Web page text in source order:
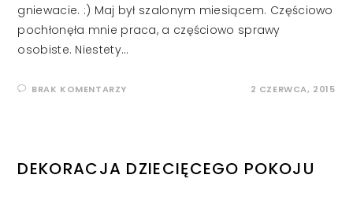
gniewacie. :) Maj był szalonym miesiącem. Częściowo
pochłonęła mnie praca, a częściowo sprawy
osobiste. Niestety…
BRAK KOMENTARZY 2 CZERWCA, 2015
DEKORACJA DZIECIĘCEGO POKOJU